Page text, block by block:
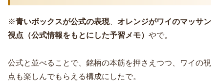
※青いボックスが公式の表現、 オレンジがワイのマッサン
視点（公式情報をもとにした予習メモ） やで。
公式と並べることで、銘柄の本筋を押さえつつ、ワイの視
点も楽しんでもらえる構成にしたで。